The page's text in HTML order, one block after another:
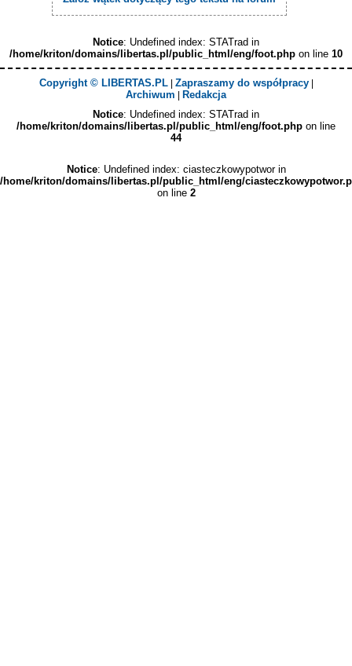
Notice: Undefined index: STATrad in
/home/kriton/domains/libertas.pl/public_html/eng/foot.php on line 10
Copyright © LIBERTAS.PL| Zapraszamy do współpracy|
Archiwum
Redakcja
Notice: Undefined index: STATrad in
/home/kriton/domains/libertas.pl/public_html/eng/foot.php on line
44
Notice: Undefined index: ciasteczkowypotwor in
/home/kriton/domains/libertas.pl/public_html/eng/
on line 2